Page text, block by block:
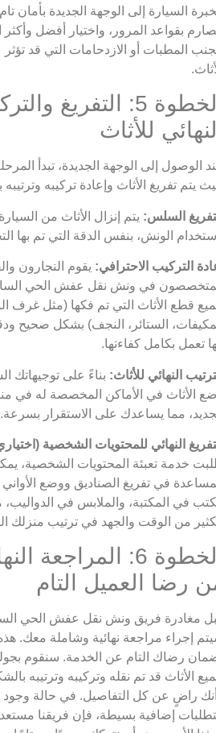
السيارة إلى الوجهة الجديدة بأمان
بقواعد المرور، واختيار أفضل وأكثر
المطبات أو الازدحامات التي قد
الخطوة 5: التفريغ
للأثاث
الوصول إلى الوجهة الجديدة، تبدأ
يتم تفريغ الأثاث وإعادة تركيبه وترتيبه
السلس: يتم إنزال الأثاث من
الونش، بنفس الدقة التي تم بها
التركيب الاحترافي: يقوم النجارون
في ونش نقل عفش الحي
قطع الأثاث التي تم فكها (مثل غرف
الستائر، النجف) بشكل صحيح
تعمل بكامل كفاءتها.
النهائي للأثاث: بناءً على توجيهاتك
الأثاث في الأماكن المخصصة له في
مما يساعدك على الاستقرار بسرعة.
النهائي للمحتويات الشخصية
خدمة تعبئة المحتويات الشخصية،
في تفريغ الصناديق ووضع
في المكتبة، والملابس في الدواليب،
من الوقت والجهد في ترتيب منزلك
الخطوة 6: المراجعة
رضا العميل التام
مغادرة فريق ونش نقل عفش الحي
إجراء مراجعة نهائية وشاملة معك.
رضاك التام عن الخدمة. سنقوم
الأثاث قد تم نقله وتركيبه وترتيبه
راضٍ عن كل التفاصيل. في حالة وجود
إضافية بسيطة، فإن فريقنا مستعد